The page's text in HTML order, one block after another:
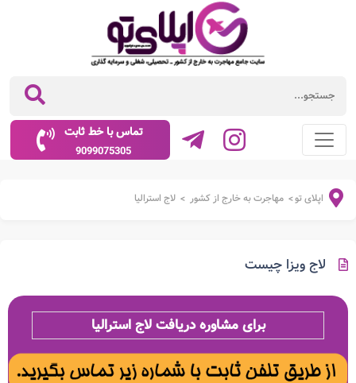
تماس با خط ثابت
9099075305
اپلای تو> مهاجرت به خارج از کشور > لاج استرالیا
لاج ویزا چیست
برای مشاوره دریافت لاج استرالیا